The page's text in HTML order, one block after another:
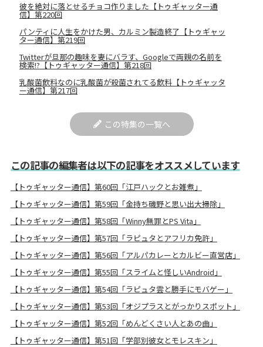
彼を絶対に落とせるチョコ作りました【トゥギャッター通
信】第220回
パンティに人生をかけた男、カルミン製造終了【トゥギャッ
ター通信】第219回
Twitterが旦那の趣味を妻にバラす、Googleで両親の名前を
検索!?【トゥギャッター通信】第218回
乳酸菌飲料なのに乳酸菌が殺菌されてる飲料【トゥギャッタ
ー通信】第217回
この特集の一覧へ
この記事の編集者は以下の記事をオススメしています
【トゥギャッター通信】第60回「江戸ハックとお雑煮」
【トゥギャッター通信】第59回「金持ち磯野と思い出大掃除」
【トゥギャッター通信】第58回「Winny無罪とPS Vita」
【トゥギャッター通信】第57回「ラピュタとアフリカ免許」
【トゥギャッター通信】第56回「アルパカレーとカルビー直営店」
【トゥギャッター通信】第55回「スライムと怪しいAndroid」
【トゥギャッター通信】第54回「ラピュタ雲と勝手にモバゲー」
【トゥギャッター通信】第53回「オジプラスとがっかりスポット」
【トゥギャッター通信】第52回「めんどくさい人とあの曲」
【トゥギャッター通信】第51回「学部別彼女とモレスキン」